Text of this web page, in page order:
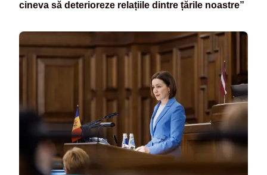
cineva să deterioreze relațiile dintre țările noastre”